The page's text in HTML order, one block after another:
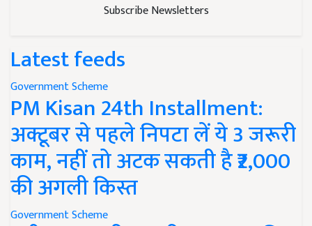
Subscribe Newsletters
Latest feeds
Government Scheme
PM Kisan 24th Installment:
अक्टूबर से पहले निपटा लें ये 3 जरूरी
काम, नहीं तो अटक सकती है ₹2,000
की अगली किस्त
Government Scheme